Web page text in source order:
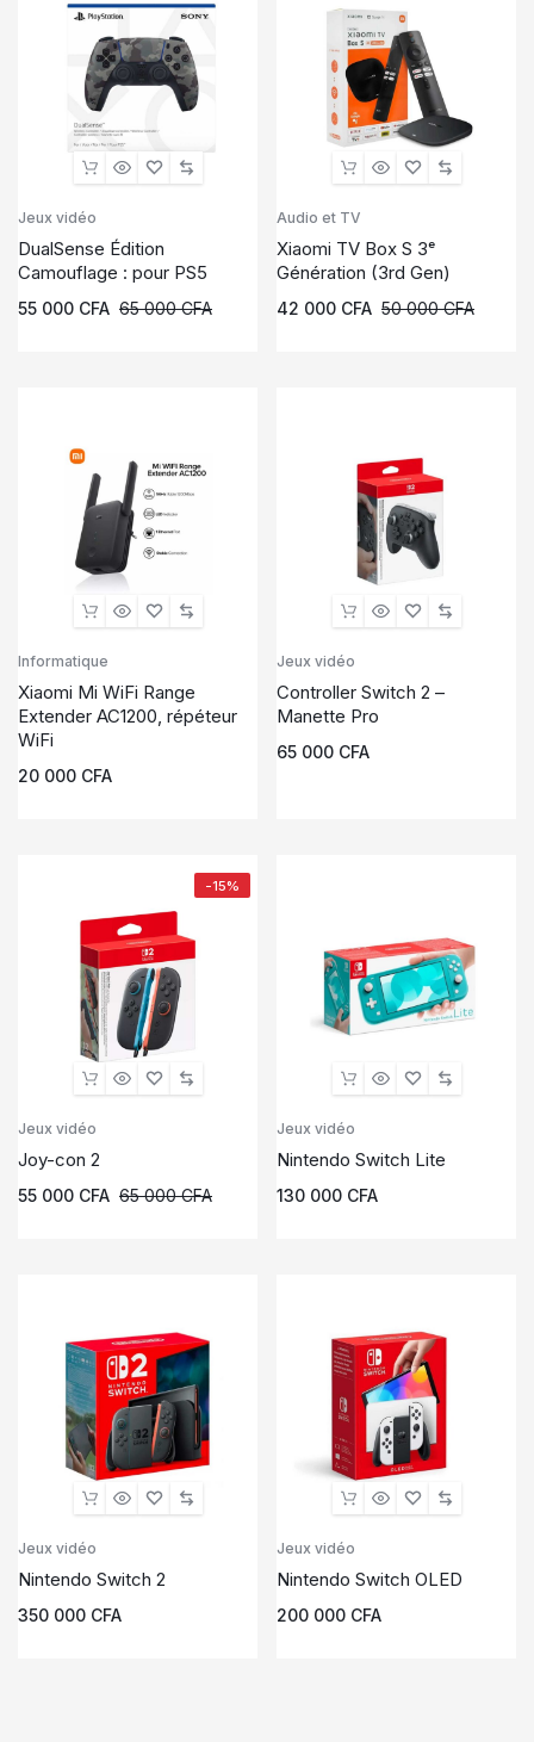
Jeux vidéo
DualSense Édition
Camouflage : pour PS5
65 000CFA
55 000 CFA
Audio et TV
Xiaomi TV Box S 3ᵉ
Génération (3rd Gen)
50 000CFA
42 000 CFA
Informatique
Xiaomi Mi WiFi Range
Extender AC1200, répéteur
WiFi
20 000 CFA
Jeux vidéo
Controller Switch 2 –
Manette Pro
65 000 CFA
-15%
Jeux vidéo
Joy-con 2
65 000CFA
55 000 CFA
Jeux vidéo
Nintendo Switch Lite
130 000 CFA
Jeux vidéo
Nintendo Switch 2
350 000 CFA
Jeux vidéo
Nintendo Switch OLED
200 000 CFA